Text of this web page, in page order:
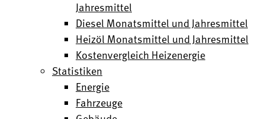
Jahresmittel
Diesel Monatsmittel und Jahresmittel
Heizöl Monatsmittel und Jahresmittel
Kostenvergleich Heizenergie
Statistiken
Energie
Fahrzeuge